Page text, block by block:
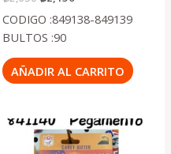
CODIGO :849138-849139
BULTOS :90
AÑADIR AL CARRITO